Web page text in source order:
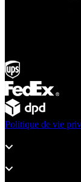
Politique de vie